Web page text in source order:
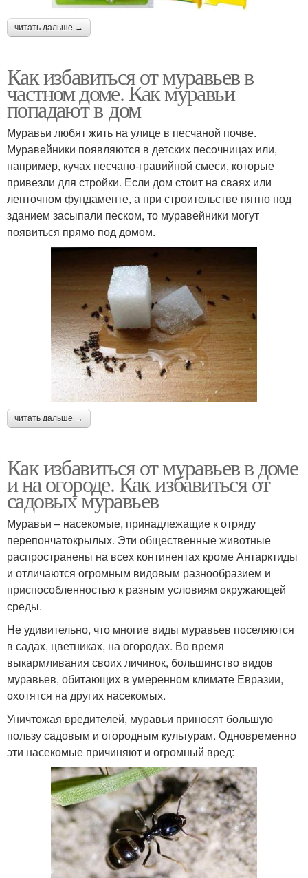
читать дальше →
Как избавиться от муравьев в
частном доме. Как муравьи
попадают в дом
Муравьи любят жить на улице в песчаной почве.
Муравейники появляются в детских песочницах или,
например, кучах песчано-гравийной смеси, которые
привезли для стройки. Если дом стоит на сваях или
ленточном фундаменте, а при строительстве пятно под
зданием засыпали песком, то муравейники могут
появиться прямо под домом.
читать дальше →
Как избавиться от муравьев в доме
и на огороде. Как избавиться от
садовых муравьев
Муравьи – насекомые, принадлежащие к отряду
перепончатокрылых. Эти общественные животные
распространены на всех континентах кроме Антарктиды
и отличаются огромным видовым разнообразием и
приспособленностью к разным условиям окружающей
среды.
Не удивительно, что многие виды муравьев поселяются
в садах, цветниках, на огородах. Во время
выкармливания своих личинок, большинство видов
муравьев, обитающих в умеренном климате Евразии,
охотятся на других насекомых.
Уничтожая вредителей, муравьи приносят большую
пользу садовым и огородным культурам. Одновременно
эти насекомые причиняют и огромный вред: